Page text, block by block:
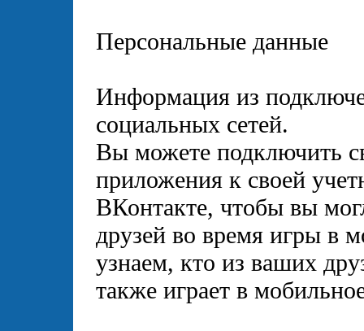
Персональные данные
Информация из
социальных сетей.
Вы можете подключить
приложения к своей
ВКонтакте, чтобы вы
друзей во время игры
узнаем, кто из ваших
также играет в